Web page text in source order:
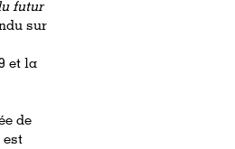
futur
sur
et la
de
est